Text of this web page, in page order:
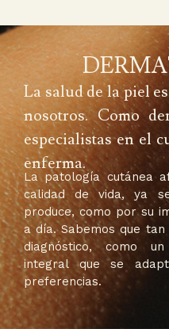
La salud de la piel
nosotros. Como
especialistas en el
enferma.
La patología cutánea
calidad de vida, ya
produce, como por su
a día. Sabemos que
diagnóstico, como
integral que se
preferencias.